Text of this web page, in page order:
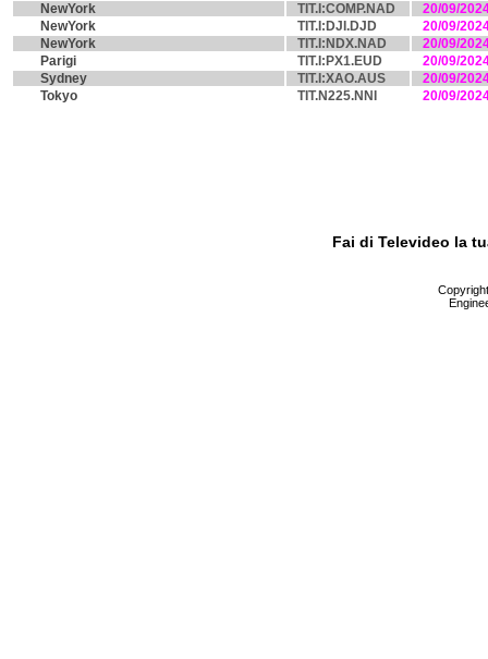
NewYork
TIT.I:COMP.NAD
20/09/
NewYork
TIT.I:DJI.DJD
20/09/
NewYork
TIT.I:NDX.NAD
20/09/
Parigi
TIT.I:PX1.EUD
20/09/
Sydney
TIT.I:XAO.AUS
20/09/
Tokyo
TIT.N225.NNI 20/09/
Fai di Televideo la